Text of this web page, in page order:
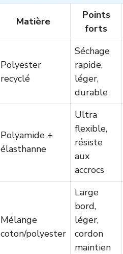
Matière
Points
forts
Polyester
recyclé
Séchage
rapide,
léger,
durable
Polyamide +
élasthanne
Ultra
flexible,
résiste
aux
accrocs
Mélange
coton/polyester
Large
bord,
léger,
cordon
maintien